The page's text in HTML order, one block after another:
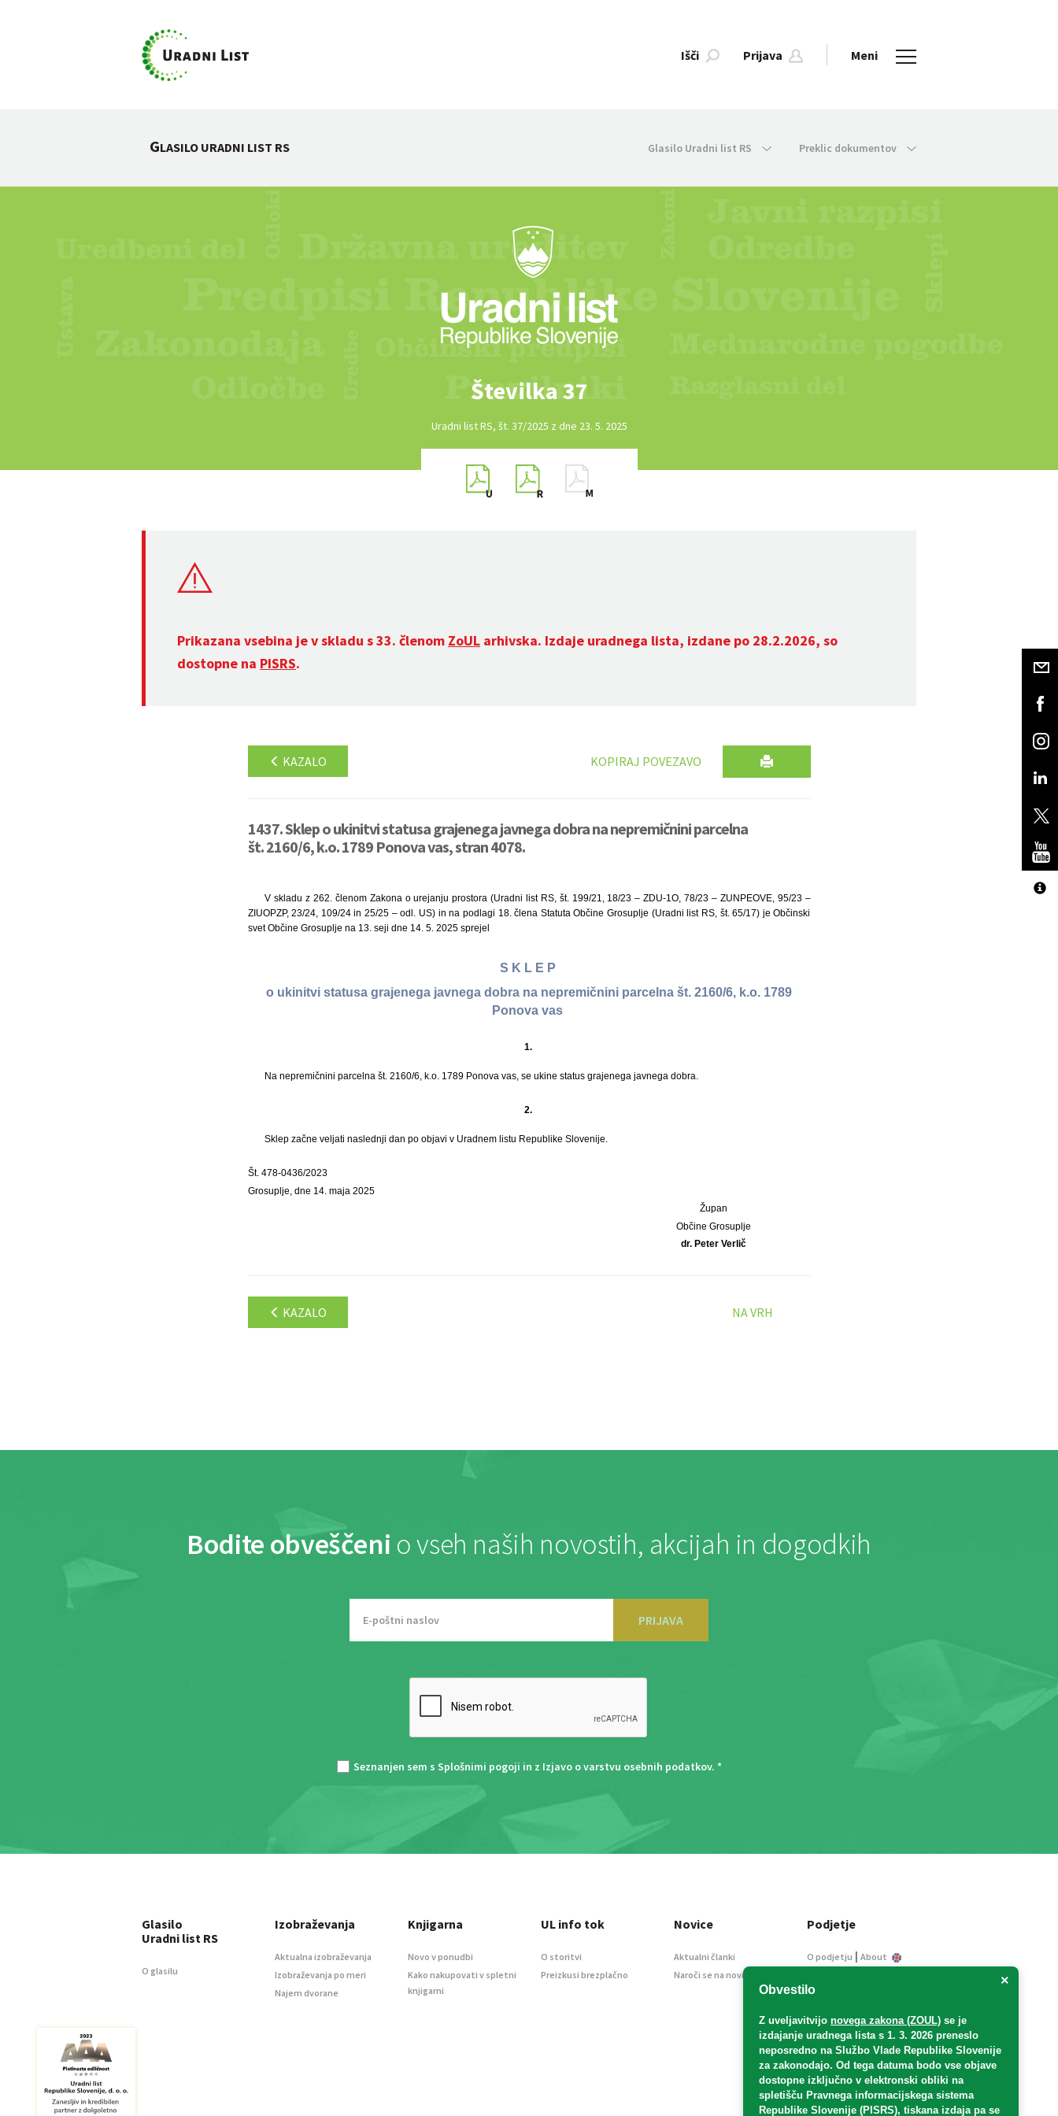
Išči Prijava Meni
GLASILO URADNI LIST RS Glasilo Uradni list RS Preklic dokumentov
Številka 37
Uradni list RS, št. 37/2025 z dne 23. 5. 2025
Prikazana vsebina je v skladu s 33. členom ZoUL arhivska. Izdaje uradnega lista, izdane po 28.2.2026, so
dostopne na PISRS.
KAZALO KOPIRAJ POVEZAVO
1437. Sklep o ukinitvi statusa grajenega javnega dobra na nepremičnini parcelna
št. 2160/6, k.o. 1789 Ponova vas, stran 4078.
V skladu z 262. členom Zakona o urejanju prostora (Uradni list RS, št. 199/21, 18/23 – ZDU-1O, 78/23 – ZUNPEOVE, 95/23 –
ZIUOPZP, 23/24, 109/24 in 25/25 – odl. US) in na podlagi 18. člena Statuta Občine Grosuplje (Uradni list RS, št. 65/17) je Občinski
svet Občine Grosuplje na 13. seji dne 14. 5. 2025 sprejel
S K L E P
o ukinitvi statusa grajenega javnega dobra na nepremičnini parcelna št. 2160/6, k.o. 1789
Ponova vas
1.
Na nepremičnini parcelna št. 2160/6, k.o. 1789 Ponova vas, se ukine status grajenega javnega dobra.
2.
Sklep začne veljati naslednji dan po objavi v Uradnem listu Republike Slovenije.
Št. 478-0436/2023
Grosuplje, dne 14. maja 2025
Župan
Občine Grosuplje
dr. Peter Verlič
KAZALO NA VRH
Bodite obveščeni o vseh naših novostih, akcijah in dogodkih
PRIJAVA
Seznanjen sem s Splošnimi pogoji in z Izjavo o varstvu osebnih podatkov. *
×
Obvestilo
Z uveljavitvijo novega zakona (ZOUL) se je
izdajanje uradnega lista s 1. 3. 2026 preneslo
neposredno na Službo Vlade Republike Slovenije
za zakonodajo. Od tega datuma bodo vse objave
dostopne izključno v elektronski obliki na
spletišču Pravnega informacijskega sistema
Republike Slovenije (PISRS), tiskana izdaja pa se
Glasilo
Uradni list RS
O glasilu
Izobraževanja
Aktualna izobraževanja
Izobraževanja po meri
Najem dvorane
Knjigarna
Novo v ponudbi
Kako nakupovati v spletni
knjigarni
UL info tok
O storitvi
Preizkusi brezplačno
Novice
Aktualni članki
Naroči se na novice
Podjetje
O podjetju | About
Informacije javnega
Oglaševanje
Splošni pogoji
Izjava o varstvu osebnih
podatkov
E-dražbe